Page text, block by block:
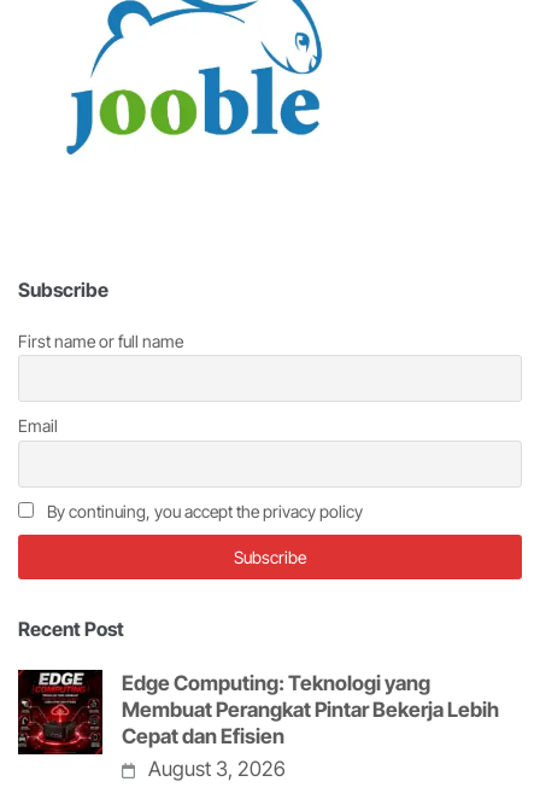
Subscribe
First name or full name
Email
By continuing, you accept the privacy policy
Recent Post
Edge Computing: Teknologi yang
Membuat Perangkat Pintar Bekerja Lebih
Cepat dan Efisien
August 3, 2026